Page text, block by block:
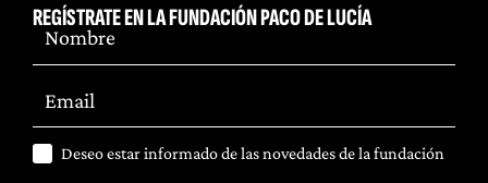
REGÍSTRATE EN LA FUNDACIÓN PACO DE LUCÍA
Deseo estar informado de las novedades de la fundación